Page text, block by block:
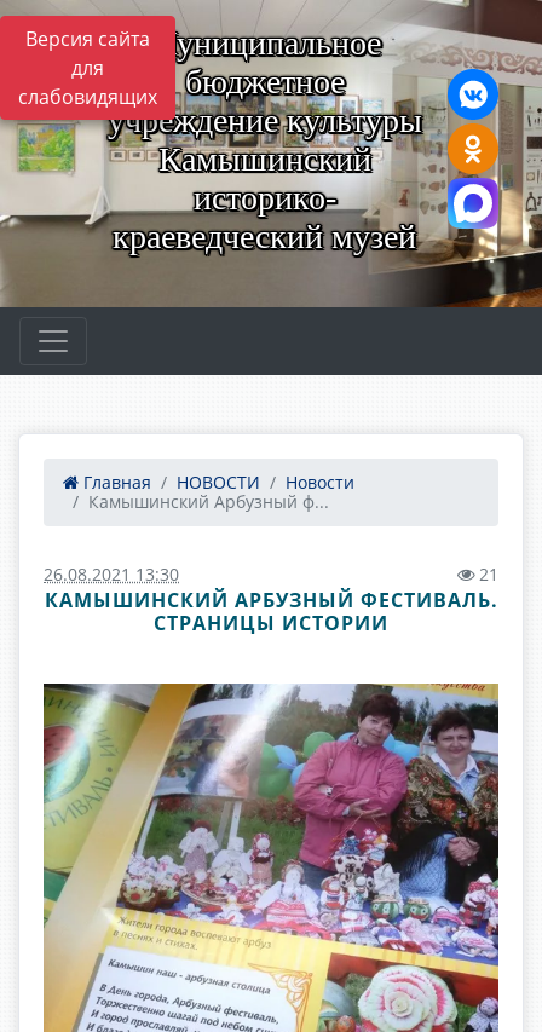
Версия сайта
для
слабовидящих
Муниципальное
бюджетное
учреждение культуры
Камышинский
историко-
краеведческий музей
Главная НОВОСТИ
Новости
Камышинский Арбузный ф...
26.08.2021 13:30 21
КАМЫШИНСКИЙ АРБУЗНЫЙ ФЕСТИВАЛЬ.
СТРАНИЦЫ ИСТОРИИ